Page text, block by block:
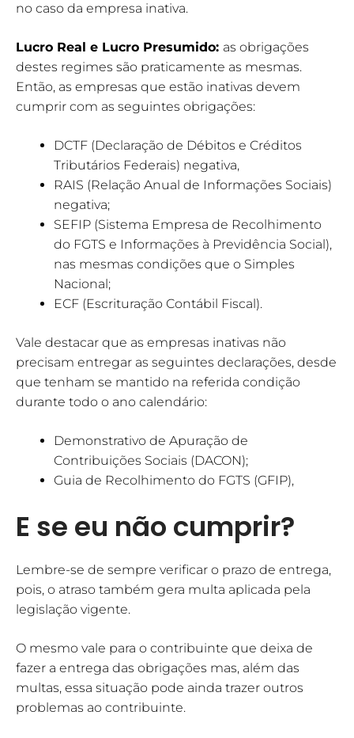
no caso da empresa inativa.
Lucro Real e Lucro Presumido: as obrigações
destes regimes são praticamente as mesmas.
Então, as empresas que estão inativas devem
cumprir com as seguintes obrigações:
DCTF (Declaração de Débitos e Créditos
Tributários Federais) negativa,
RAIS (Relação Anual de Informações Sociais)
negativa;
SEFIP (Sistema Empresa de Recolhimento
do FGTS e Informações à Previdência Social),
nas mesmas condições que o Simples
Nacional;
ECF (Escrituração Contábil Fiscal).
Vale destacar que as empresas inativas não
precisam entregar as seguintes declarações, desde
que tenham se mantido na referida condição
durante todo o ano calendário:
Demonstrativo de Apuração de
Contribuições Sociais (DACON);
Guia de Recolhimento do FGTS (GFIP),
E se eu não cumprir?
Lembre-se de sempre verificar o prazo de entrega,
pois, o atraso também gera multa aplicada pela
legislação vigente.
O mesmo vale para o contribuinte que deixa de
fazer a entrega das obrigações mas, além das
multas, essa situação pode ainda trazer outros
problemas ao contribuinte.